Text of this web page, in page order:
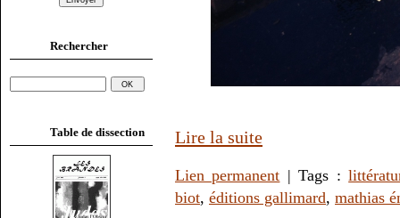
Rechercher
Table de dissection Lire la suite
Lien permanent | Tags :
biot, éditions gallimard, mathias